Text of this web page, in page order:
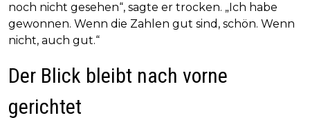
noch nicht gesehen“, sagte er trocken. „Ich habe
gewonnen. Wenn die Zahlen gut sind, schön. Wenn
nicht, auch gut.“
Der Blick bleibt nach vorne
gerichtet